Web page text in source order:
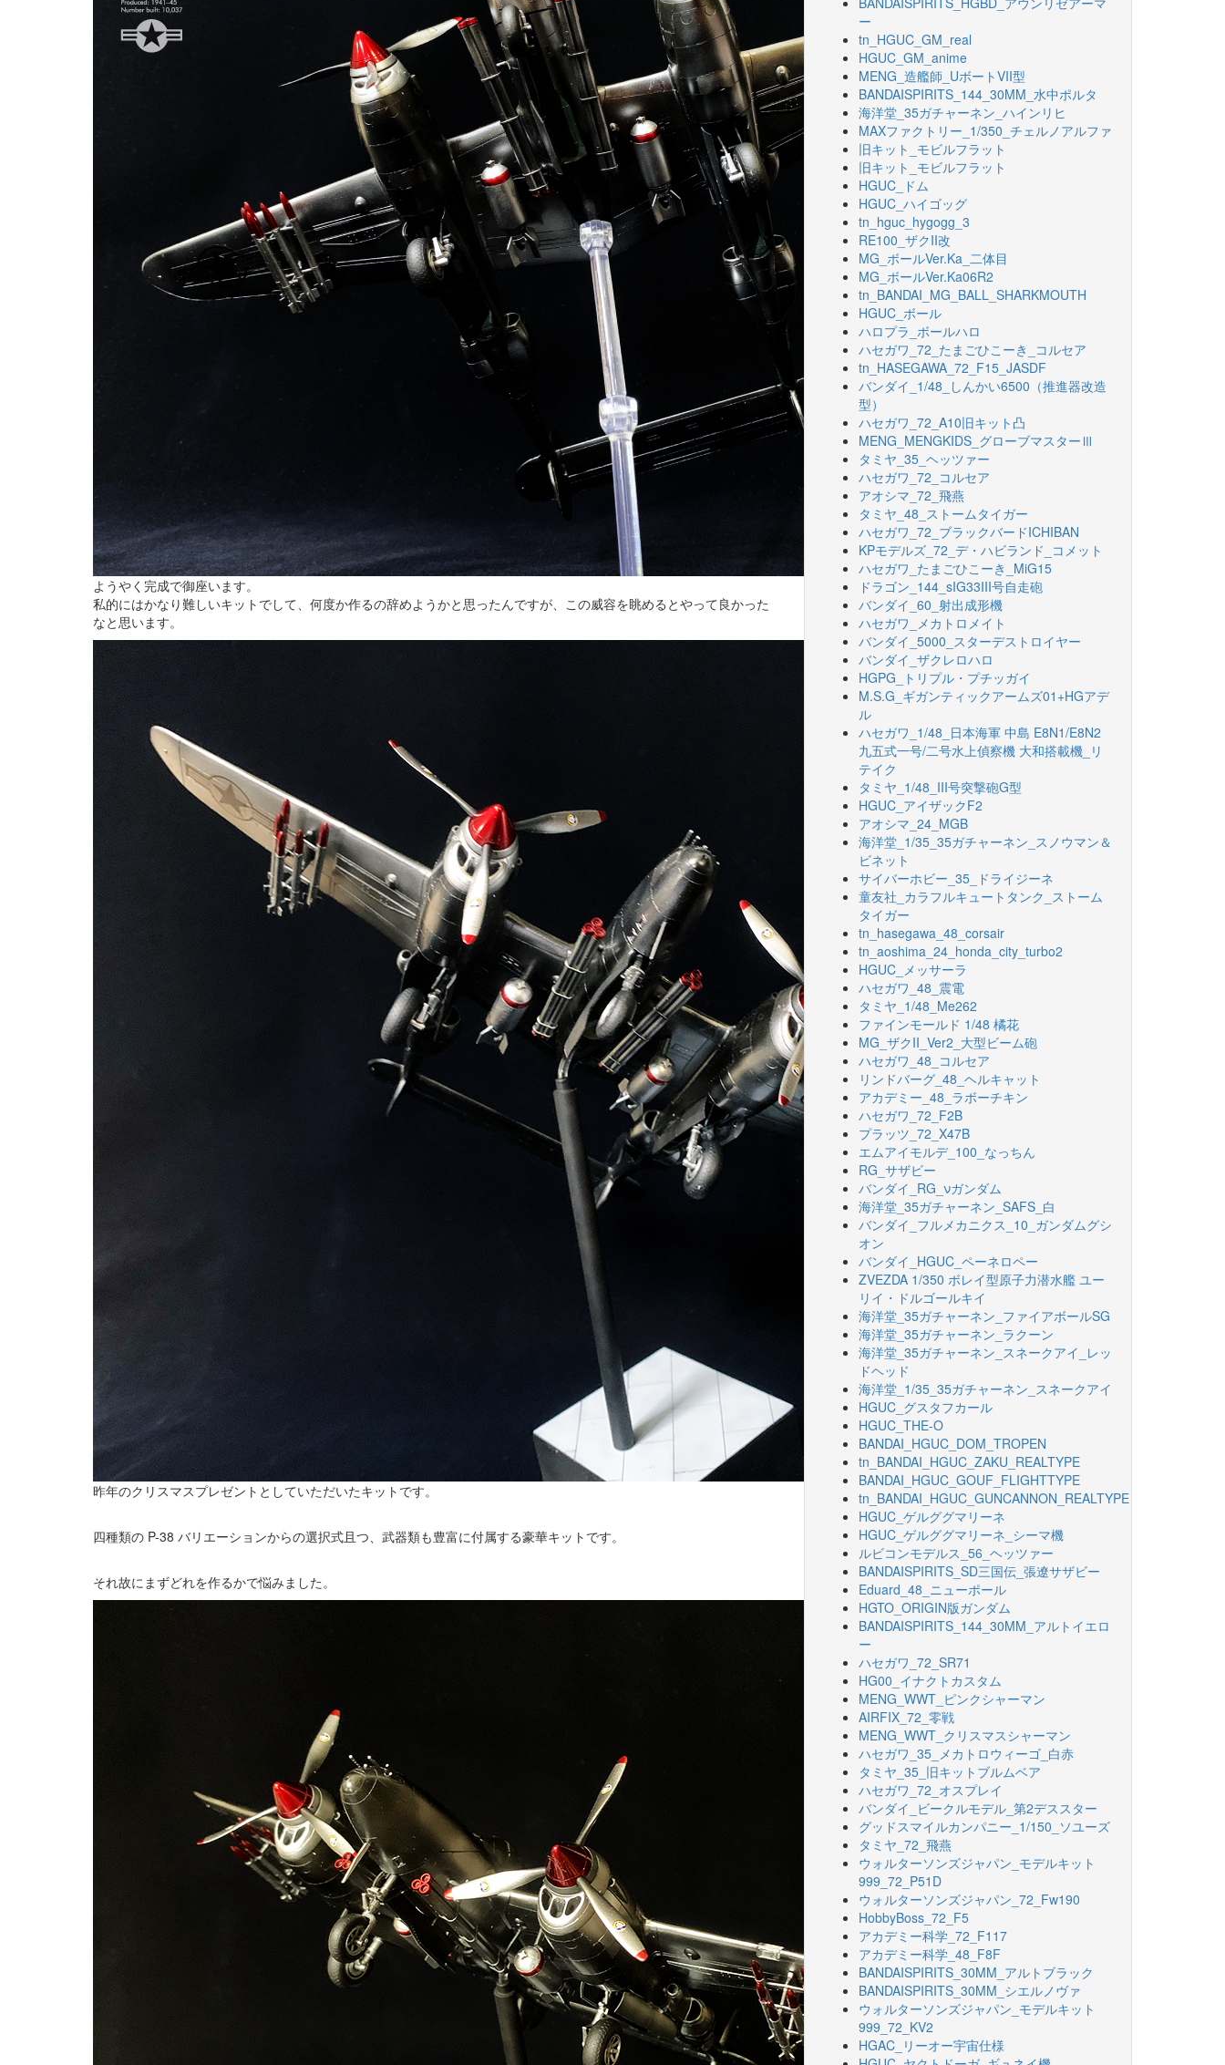
ようやく完成で御座います。
私的にはかなり難しいキットでして、何度か作るの辞めようかと思ったんですが、この威容を眺めるとやって良かった
なと思います。
昨年のクリスマスプレゼントとしていただいたキットです。
四種類の P-38 バリエーションからの選択式且つ、武器類も豊富に付属する豪華キットです。
それ故にまずどれを作るかで悩みました。
ー
tn_HGUC_GM_real
HGUC_GM_anime
MENG_造艦師_UボートVII型
BANDAISPIRITS_144_30MM_水中ポルタ
海洋堂_35ガチャーネン_ハインリヒ
MAXファクトリー_1/350_チェルノアルファ
旧キット_モビルフラット
旧キット_モビルフラット
HGUC_ドム
HGUC_ハイゴッグ
tn_hguc_hygogg_3
RE100_ザクII改
MG_ボールVer.Ka_二体目
MG_ボールVer.Ka06R2
tn_BANDAI_MG_BALL_SHARKMOUTH
HGUC_ボール
ハロプラ_ボールハロ
ハセガワ_72_たまごひこーき_コルセア
tn_HASEGAWA_72_F15_JASDF
バンダイ_1/48_しんかい6500（推進器改造
型）
ハセガワ_72_A10旧キット凸
MENG_MENGKIDS_グローブマスターⅢ
タミヤ_35_ヘッツァー
ハセガワ_72_コルセア
アオシマ_72_飛燕
タミヤ_48_ストームタイガー
ハセガワ_72_ブラックバードICHIBAN
KPモデルズ_72_デ・ハビランド_コメット
ハセガワ_たまごひこーき_MiG15
ドラゴン_144_sIG33III号自走砲
バンダイ_60_射出成形機
ハセガワ_メカトロメイト
バンダイ_5000_スターデストロイヤー
バンダイ_ザクレロハロ
HGPG_トリプル・プチッガイ
M.S.G_ギガンティックアームズ01+HGアデ
ル
ハセガワ_1/48_日本海軍 中島 E8N1/E8N2
九五式一号/二号水上偵察機 大和搭載機_リ
テイク
タミヤ_1/48_III号突撃砲G型
HGUC_アイザックF2
アオシマ_24_MGB
海洋堂_1/35_35ガチャーネン_スノウマン＆
ビネット
サイバーホビー_35_ドライジーネ
童友社_カラフルキュートタンク_ストーム
タイガー
tn_hasegawa_48_corsair
tn_aoshima_24_honda_city_turbo2
HGUC_メッサーラ
ハセガワ_48_震電
タミヤ_1/48_Me262
ファインモールド 1/48 橘花
MG_ザクII_Ver2_大型ビーム砲
ハセガワ_48_コルセア
リンドバーグ_48_ヘルキャット
アカデミー_48_ラボーチキン
ハセガワ_72_F2B
プラッツ_72_X47B
エムアイモルデ_100_なっちん
RG_サザビー
バンダイ_RG_νガンダム
海洋堂_35ガチャーネン_SAFS_白
バンダイ_フルメカニクス_10_ガンダムグシ
オン
バンダイ_HGUC_ペーネロペー
ZVEZDA 1/350 ボレイ型原子力潜水艦 ユー
リイ・ドルゴールキイ
海洋堂_35ガチャーネン_ファイアボールSG
海洋堂_35ガチャーネン_ラクーン
海洋堂_35ガチャーネン_スネークアイ_レッ
ドヘッド
海洋堂_1/35_35ガチャーネン_スネークアイ
HGUC_グスタフカール
HGUC_THE-O
BANDAI_HGUC_DOM_TROPEN
tn_BANDAI_HGUC_ZAKU_REALTYPE
BANDAI_HGUC_GOUF_FLIGHTTYPE
tn_BANDAI_HGUC_GUNCANNON_REALTYPE
HGUC_ゲルググマリーネ
HGUC_ゲルググマリーネ_シーマ機
ルビコンモデルス_56_ヘッツァー
BANDAISPIRITS_SD三国伝_張遼サザビー
Eduard_48_ニューポール
HGTO_ORIGIN版ガンダム
BANDAISPIRITS_144_30MM_アルトイエロ
ー
ハセガワ_72_SR71
HG00_イナクトカスタム
MENG_WWT_ピンクシャーマン
AIRFIX_72_零戦
MENG_WWT_クリスマスシャーマン
ハセガワ_35_メカトロウィーゴ_白赤
タミヤ_35_旧キットブルムベア
ハセガワ_72_オスプレイ
バンダイ_ビークルモデル_第2デススター
グッドスマイルカンパニー_1/150_ソユーズ
タミヤ_72_飛燕
ウォルターソンズジャパン_モデルキット
999_72_P51D
ウォルターソンズジャパン_72_Fw190
HobbyBoss_72_F5
アカデミー科学_72_F117
アカデミー科学_48_F8F
BANDAISPIRITS_30MM_アルトブラック
BANDAISPIRITS_30MM_シエルノヴァ
ウォルターソンズジャパン_モデルキット
999_72_KV2
HGAC_リーオー宇宙仕様